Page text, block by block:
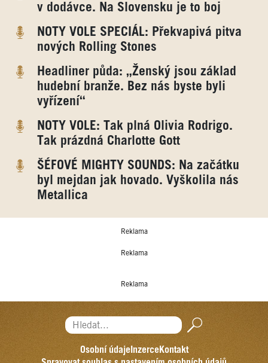
v dodávce. Na Slovensku je to boj
NOTY VOLE SPECIÁL: Překvapivá pitva
nových Rolling Stones
Headliner půda: „Ženský jsou základ
hudební branže. Bez nás byste byli
vyřízení“
NOTY VOLE: Tak plná Olivia Rodrigo.
Tak prázdná Charlotte Gott
ŠÉFOVÉ MIGHTY SOUNDS: Na začátku
byl mejdan jak hovado. Vyškolila nás
Metallica
Reklama
Reklama
Reklama
Hledat...
Osobní údajeInzerceKontakt